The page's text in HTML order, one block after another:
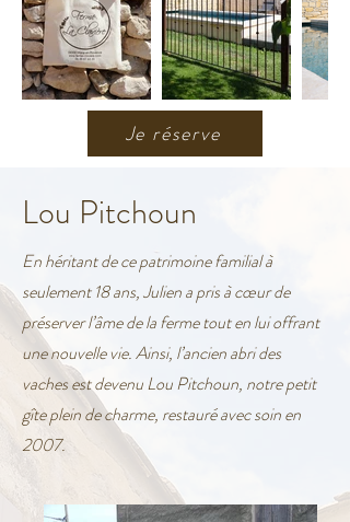
Je réserve
Lou Pitchoun
En héritant de ce patrimoine familial à
seulement 18 ans, Julien a pris à cœur de
préserver l’âme de la ferme tout en lui offrant
une nouvelle vie. Ainsi, l’ancien abri des
vaches est devenu Lou Pitchoun, notre petit
gîte plein de charme, restauré avec soin en
2007.